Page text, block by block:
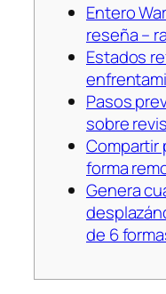
Entero
reseña –
Estados
Pasos
sobre
Compartir
forma
Genera
de 6